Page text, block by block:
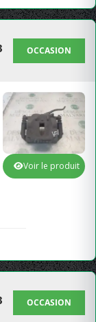
OCCASION
Voir le produit
OCCASION